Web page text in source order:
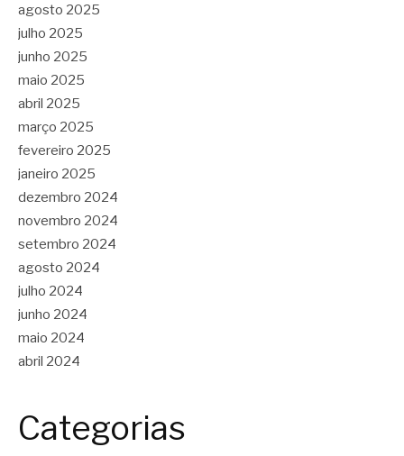
agosto 2025
julho 2025
junho 2025
maio 2025
abril 2025
março 2025
fevereiro 2025
janeiro 2025
dezembro 2024
novembro 2024
setembro 2024
agosto 2024
julho 2024
junho 2024
maio 2024
abril 2024
Categorias